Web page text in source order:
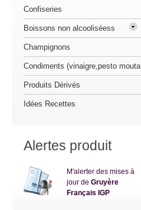
Confiseries
Boissons non alcooliséess
Champignons
Condiments (vinaigre,pesto mouta
Produits Dérivés
Idées Recettes
Alertes produit
M'alerter des mises à
jour de Gruyère
Français IGP